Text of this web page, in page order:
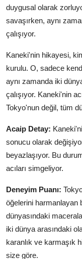
duygusal olarak
savaşırken, aynı
çalışıyor.
Kaneki'nin hikayesi,
kurulu. O, sadece
aynı zamanda iki
çalışıyor. Kaneki'nin
Tokyo'nun değil, tüm
Acaip Detay:
sonucu olarak
beyazlaşıyor. Bu
acıları simgeliyor.
Deneyim Puanı:
öğelerini harmanlayan
dünyasındaki
iki dünya arasındaki
karanlık ve karmaşık
size göre.